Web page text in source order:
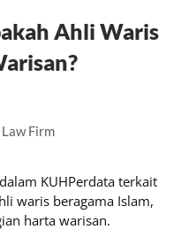
Ahli Waris
Firm
KUHPerdata terkait
waris beragama Islam,
harta warisan.